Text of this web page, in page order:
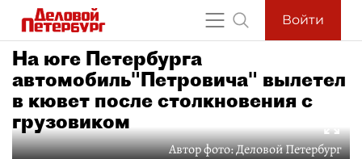
Войти
На юге Петербурга
автомобиль"Петровича" вылетел
в кювет после столкновения с
грузовиком
Автор фото:Деловой Петербург